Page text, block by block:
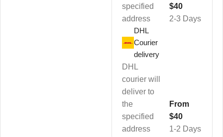
specified
address
2-3 Days
$40
DHL
Courier
delivery
DHL
courier will
deliver to
the
specified
address
1-2 Days
From
$40